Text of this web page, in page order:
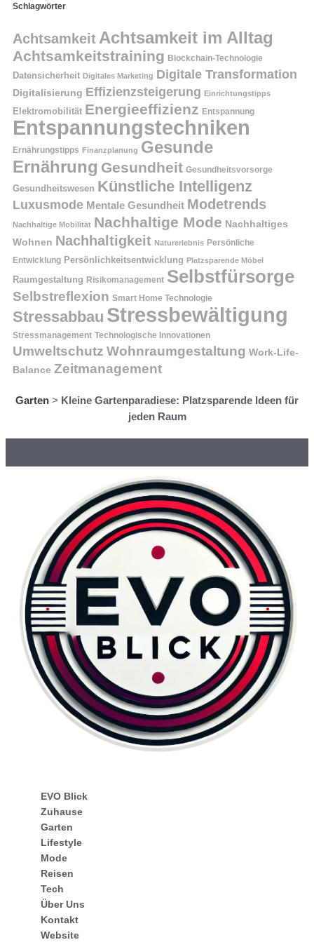
Schlagwörter
Achtsamkeit Achtsamkeit im Alltag
Achtsamkeitstraining Blockchain-Technologie
Datensicherheit Digitales Marketing Digitale Transformation
Digitalisierung Effizienzsteigerung Einrichtungstipps
Elektromobilität Energieeffizienz Entspannung
Entspannungstechniken
Ernährungstipps Finanzplanung Gesunde
Ernährung Gesundheit Gesundheitsvorsorge
Gesundheitswesen Künstliche Intelligenz
Luxusmode Mentale Gesundheit Modetrends
Nachhaltige Mobilität Nachhaltige Mode Nachhaltiges
Wohnen Nachhaltigkeit Naturerlebnis Persönliche
Entwicklung Persönlichkeitsentwicklung Platzsparende Möbel
Raumgestaltung Risikomanagement Selbstfürsorge
Selbstreflexion Smart Home Technologie
Stressabbau Stressbewältigung
Stressmanagement Technologische Innovationen
Umweltschutz Wohnraumgestaltung Work-Life-
Balance Zeitmanagement
Garten > Kleine Gartenparadiese: Platzsparende Ideen für
jeden Raum
EVO Blick
Zuhause
Garten
Lifestyle
Mode
Reisen
Tech
Über Uns
Kontakt
Website